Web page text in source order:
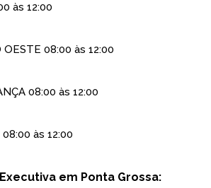
às 12:00
OESTE 08:00 às 12:00
08:00 às 12:00
às 12:00
em Ponta Grossa: